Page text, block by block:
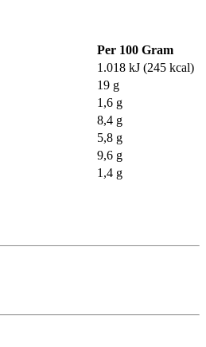
Per 100 Gram
1.018 kJ (245 kcal)
19 g
1,6 g
8,4 g
5,8 g
9,6 g
1,4 g